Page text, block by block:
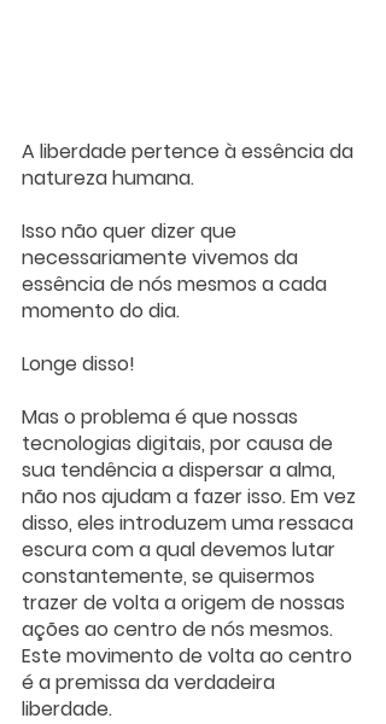
A liberdade pertence à essência da
natureza humana.
Isso não quer dizer que
necessariamente vivemos da
essência de nós mesmos a cada
momento do dia.
Longe disso!
Mas o problema é que nossas
tecnologias digitais, por causa de
sua tendência a dispersar a alma,
não nos ajudam a fazer isso. Em vez
disso, eles introduzem uma ressaca
escura com a qual devemos lutar
constantemente, se quisermos
trazer de volta a origem de nossas
ações ao centro de nós mesmos.
Este movimento de volta ao centro
é a premissa da verdadeira
liberdade.